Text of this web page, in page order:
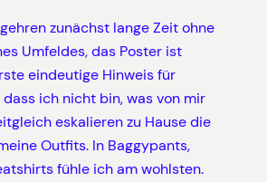
zunächst lange Zeit ohne
Umfeldes, das Poster ist
eindeutige Hinweis für
ich nicht bin, was von mir
eskalieren zu Hause die
Outfits. In Baggypants,
fühle ich am wohlsten.